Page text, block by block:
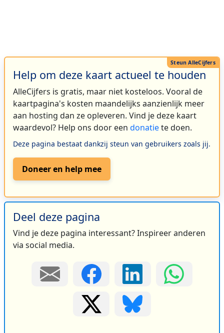
Help om deze kaart actueel te houden
AlleCijfers is gratis, maar niet kosteloos. Vooral de
kaartpagina's kosten maandelijks aanzienlijk meer
aan hosting dan ze opleveren. Vind je deze kaart
waardevol? Help ons door een donatiete doen.
Deze pagina bestaat dankzij steun van gebruikers zoals jij.
Doneer en help mee
Deel deze pagina
Vind je deze pagina interessant? Inspireer anderen
via social media.